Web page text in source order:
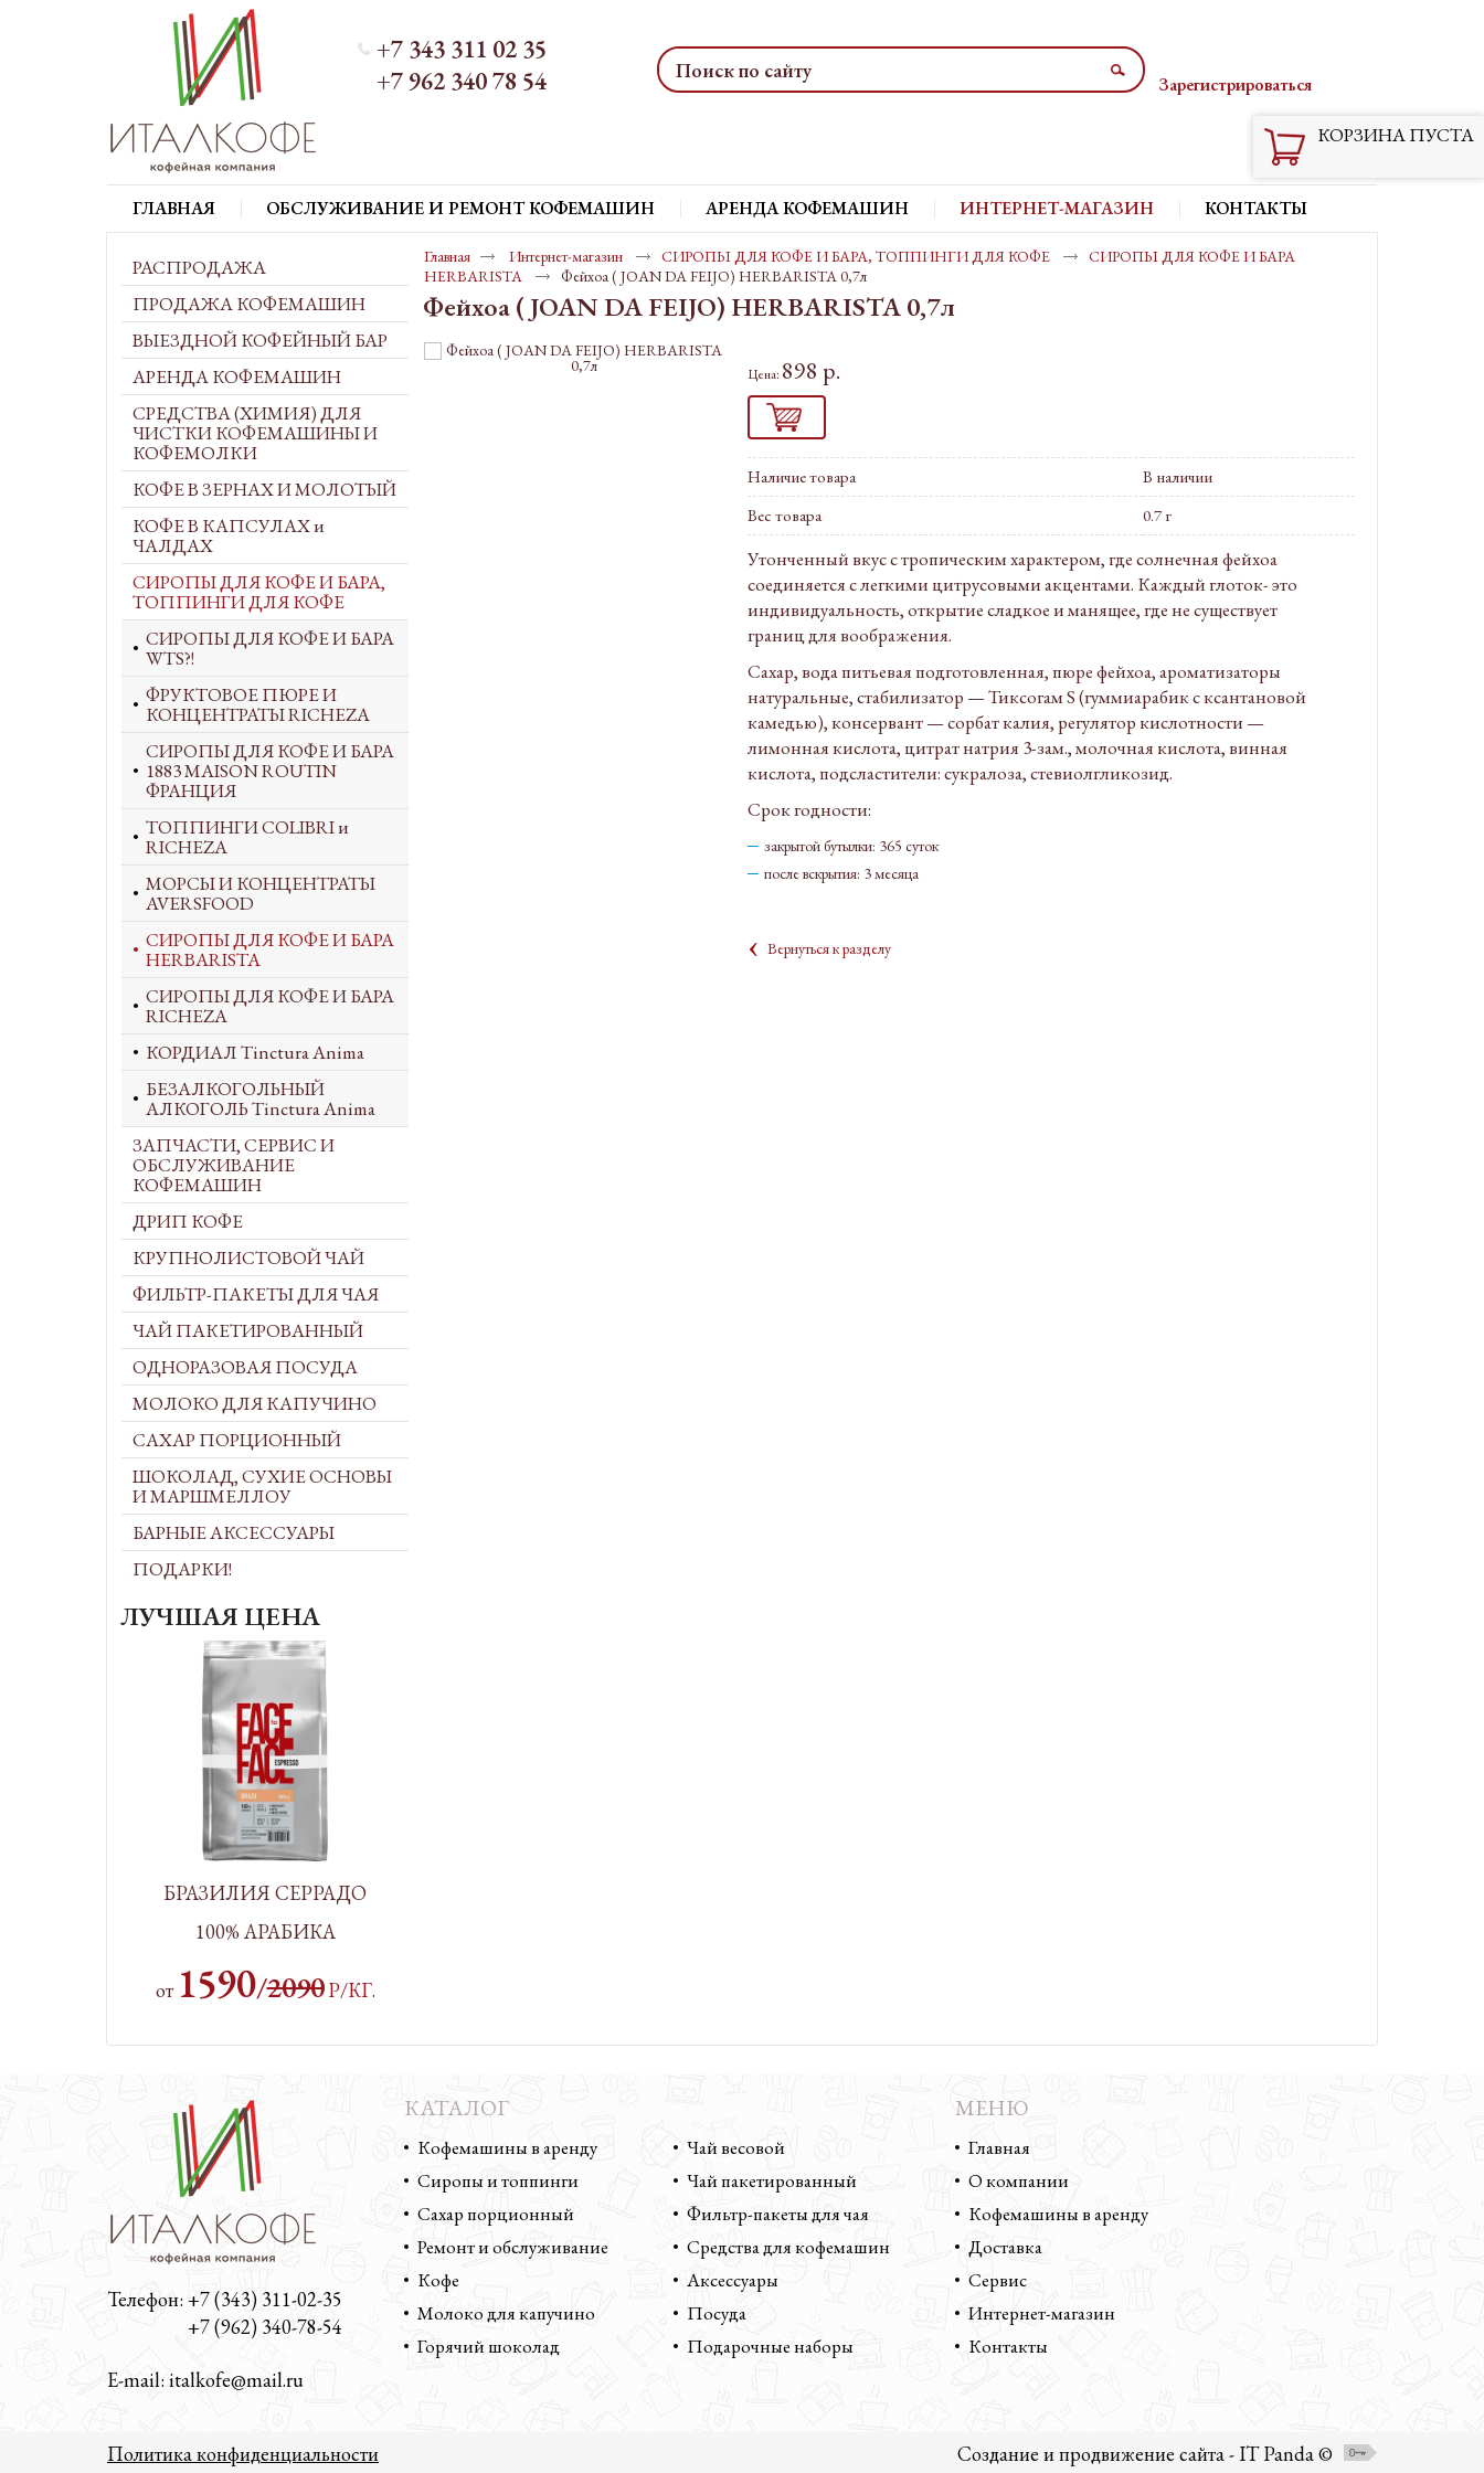
Зарегистрироваться
+7 343 311 02 35
+7 962 340 78 54
ГЛАВНАЯ ОБСЛУЖИВАНИЕ И РЕМОНТ КОФЕМАШИН АРЕНДА КОФЕМАШИН ИНТЕРНЕТ-МАГАЗИН КОНТАКТЫ
КОРЗИНА ПУСТА
РАСПРОДАЖА
ПРОДАЖА КОФЕМАШИН
ВЫЕЗДНОЙ КОФЕЙНЫЙ БАР
АРЕНДА КОФЕМАШИН
СРЕДСТВА (ХИМИЯ) ДЛЯ
ЧИСТКИ КОФЕМАШИНЫ И
КОФЕМОЛКИ
КОФЕ В ЗЕРНАХ И МОЛОТЫЙ
КОФЕ В КАПСУЛАХ и
ЧАЛДАХ
СИРОПЫ ДЛЯ КОФЕ И БАРА,
ТОППИНГИ ДЛЯ КОФЕ
СИРОПЫ ДЛЯ КОФЕ И БАРА
WTS?!
ФРУКТОВОЕ ПЮРЕ И
КОНЦЕНТРАТЫ RICHEZA
СИРОПЫ ДЛЯ КОФЕ И БАРА
1883 MAISON ROUTIN
ФРАНЦИЯ
ТОППИНГИ COLIBRI и
RICHEZA
МОРСЫ И КОНЦЕНТРАТЫ
AVERSFOOD
СИРОПЫ ДЛЯ КОФЕ И БАРА
HERBARISTA
СИРОПЫ ДЛЯ КОФЕ И БАРА
RICHEZA
КОРДИАЛ Tinctura Anima
БЕЗАЛКОГОЛЬНЫЙ
АЛКОГОЛЬ Tinctura Anima
ЗАПЧАСТИ, СЕРВИС И
ОБСЛУЖИВАНИЕ
КОФЕМАШИН
ДРИП КОФЕ
КРУПНОЛИСТОВОЙ ЧАЙ
ФИЛЬТР-ПАКЕТЫ ДЛЯ ЧАЯ
ЧАЙ ПАКЕТИРОВАННЫЙ
ОДНОРАЗОВАЯ ПОСУДА
МОЛОКО ДЛЯ КАПУЧИНО
САХАР ПОРЦИОННЫЙ
ШОКОЛАД, СУХИЕ ОСНОВЫ
И МАРШМЕЛЛОУ
БАРНЫЕ АКСЕССУАРЫ
ПОДАРКИ!
ЛУЧШАЯ ЦЕНА
БРАЗИЛИЯ СЕРРАДО
100% АРАБИКА
от 1590/2090Р/КГ.
Главная Интернет-магазин СИРОПЫ ДЛЯ КОФЕ И БАРА, ТОППИНГИ ДЛЯ КОФЕ
СИРОПЫ ДЛЯ КОФЕ И БАРА
HERBARISTA
Фейхоа ( JOAN DA FEIJO) HERBARISTA 0,7л
Фейхоа ( JOAN DA FEIJO) HERBARISTA 0,7л
Цена: 898 р.
Наличие товара
В наличии
Вес товара
0.7 г
Утонченный вкус с тропическим характером, где солнечная фейхоа
соединяется с легкими цитрусовыми акцентами. Каждый глоток- это
индивидуальность, открытие сладкое и манящее, где не существует
границ для воображения.
Сахар, вода питьевая подготовленная, пюре фейхоа, ароматизаторы
натуральные, стабилизатор — Тиксогам S (гуммиарабик с ксантановой
камедью), консервант — сорбат калия, регулятор кислотности —
лимонная кислота, цитрат натрия 3-зам., молочная кислота, винная
кислота, подсластители: сукралоза, стевиолгликозид.
Срок годности:
закрытой бутылки: 365 суток
после вскрытия: 3 месяца
‹ Вернуться к разделу
Телефон: +7 (343) 311-02-35
+7 (962) 340-78-54
E-mail: italkofe@mail.ru
КАТАЛОГ
Кофемашины в аренду
Сиропы и топпинги
Сахар порционный
Ремонт и обслуживание
Кофе
Молоко для капучино
Горячий шоколад
Чай весовой
Чай пакетированный
Фильтр-пакеты для чая
Средства для кофемашин
Аксессуары
Посуда
Подарочные наборы
МЕНЮ
Главная
О компании
Кофемашины в аренду
Доставка
Сервис
Интернет-магазин
Контакты
Политика конфиденциальности Создание и продвижение сайта - IT Panda ©